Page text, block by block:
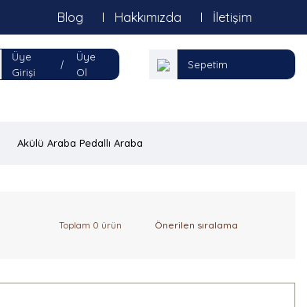
Blog Hakkımızda İletişim
Üye
Girişi
|
Üye
Ol
Sepetim
Akülü Araba Pedallı Araba
Toplam 0 ürün